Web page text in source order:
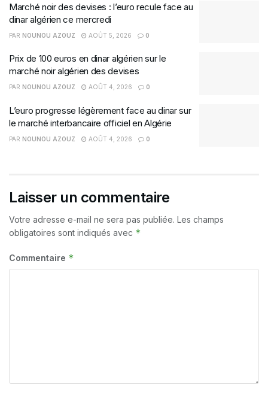
Marché noir des devises : l’euro recule face au
dinar algérien ce mercredi
PAR NOUNOU AZOUZ AOÛT 5, 2026 0
Prix de 100 euros en dinar algérien sur le
marché noir algérien des devises
PAR NOUNOU AZOUZ AOÛT 4, 2026 0
L’euro progresse légèrement face au dinar sur
le marché interbancaire officiel en Algérie
PAR NOUNOU AZOUZ AOÛT 4, 2026 0
Laisser un commentaire
Votre adresse e-mail ne sera pas publiée. Les champs
obligatoires sont indiqués avec *
Commentaire *